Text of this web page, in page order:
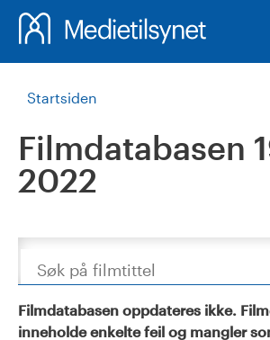
Startsiden
Filmdatabasen
2022
Søk
Filmdatabasen oppdateres ikke.
inneholde enkelte feil og mangler